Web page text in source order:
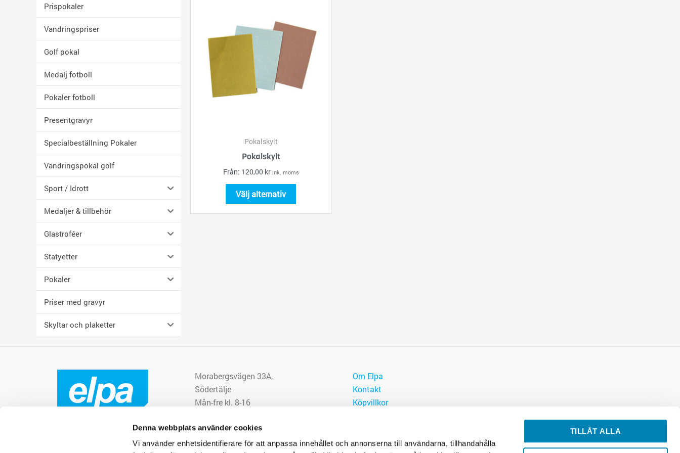
Denna webbplats använder cookies
Vi använder enhetsidentifierare för att anpassa innehållet och annonserna till användarna, tillhandahålla
TILLÅT ALLA
Prispokaler
Vandringspriser
Golf pokal
Medalj fotboll
Pokaler fotboll
Presentgravyr
Specialbeställning Pokaler
Vandringspokal golf
Sport / Idrott
Medaljer & tillbehör
Glastroféer
Statyetter
Pokaler
Priser med gravyr
Skyltar och plaketter
Pokalskylt
Pokalskylt
Från: 120,00 kr ink. moms
Välj alternativ
har
varianter.
olika
Morabergsvägen 33A,
Södertälje
Mån-fre kl. 8-16
order@elpa.nu
08-550 374 00
Om Elpa
Kontakt
Köpvillkor